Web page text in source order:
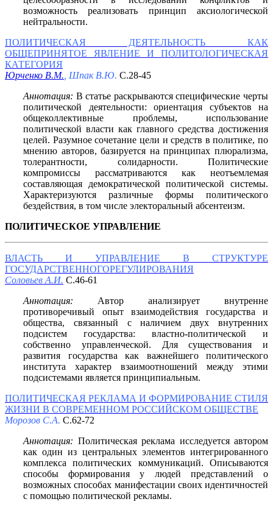
возможность реализовать принцип аксиологической
нейтральности.
ПОЛИТИЧЕСКАЯ ДЕЯТЕЛЬНОСТЬ КАК
ОБЩЕПРИНЯТОЕ ЯВЛЕНИЕ И ПОЛИТОЛОГИЧЕСКАЯ
КАТЕГОРИЯ
Юрченко В.М. , Шпак В.Ю. С.28-45
Аннотация: В статье раскрываются специфические черты
политической деятельности: ориентация субъектов на
общеколлективные проблемы, использование
политической власти как главного средства достижения
целей. Разумное сочетание цели и средств в политике, по
мнению авторов, базируется на принципах плюрализма,
толерантности, солидарности. Политические
компромиссы рассматриваются как неотъемлемая
составляющая демократической политической системы.
Характеризуются различные формы политического
бездействия, в том числе электоральный абсентеизм.
ПОЛИТИЧЕСКОЕ УПРАВЛЕНИЕ
ВЛАСТЬ И УПРАВЛЕНИЕ В СТРУКТУРЕ
ГОСУДАРСТВЕННОГОРЕГУЛИРОВАНИЯ
Соловьев А.И. С.46-61
Аннотация: Автор анализирует внутренне
противоречивый опыт взаимодействия государства и
общества, связанный с наличием двух внутренних
подсистем государства: властно-политической и
собственно управленческой. Для существования и
развития государства как важнейшего политического
института характер взаимоотношений между этими
подсистемами является принципиальным.
ПОЛИТИЧЕСКАЯ РЕКЛАМА И ФОРМИРОВАНИЕ СТИЛЯ
ЖИЗНИ В СОВРЕМЕННОМ РОССИЙСКОМ ОБЩЕСТВЕ
Морозов С.А. С.62-72
Аннотация: Политическая реклама исследуется автором
как один из центральных элементов интегрированного
комплекса политических коммуникаций. Описываются
способы формирования у людей представлений о
возможных способах манифестации своих идентичностей
с помощью политической рекламы.